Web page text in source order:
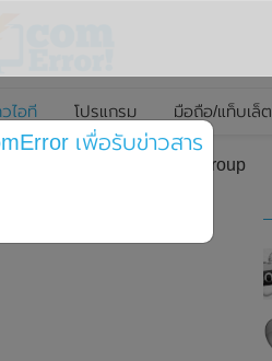
ไอที โปรแกรม มือถือ/แท็บเล็ต
Puma ที่จับมือกับ Fossil Group
ที่จับมือกับ Fossil
เพื่อรับข่าวสาร